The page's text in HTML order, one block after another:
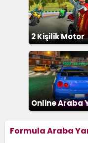
2 Kişilik Motor
Online Araba
Formula Araba